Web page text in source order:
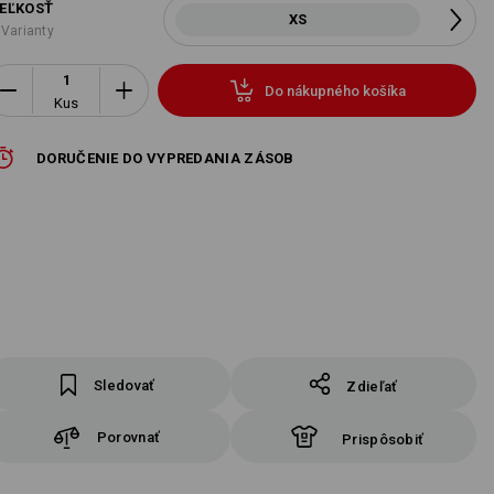
XS
Kus
Do nákupného košíka
DORUČENIE DO VYPREDANIA ZÁSOB
Sledovať Zdieľať
Porovnať Prispôsobiť